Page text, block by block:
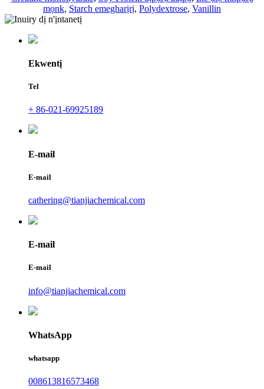
mọnk, Starch emegharịrị, Polydextrose, Vanillin
Ekwentị
Tel
+ 86-021-69925189
E-mail
E-mail
cathering@tianjiachemical.com
E-mail
E-mail
info@tianjiachemical.com
WhatsApp
whatsapp
008613816573468